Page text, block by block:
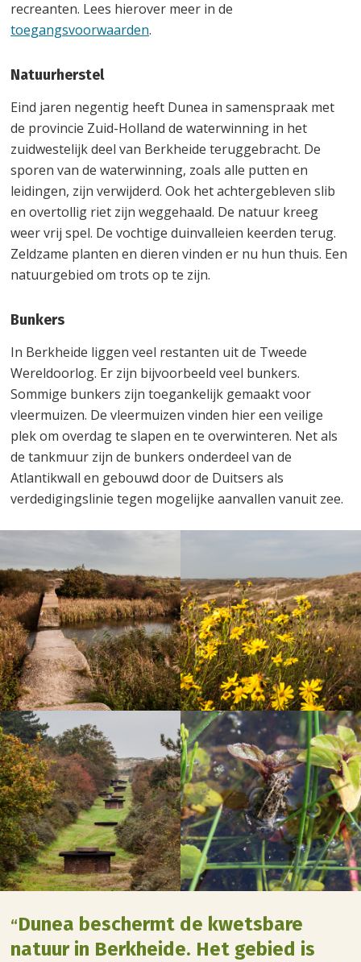
recreanten. Lees hierover meer in de
toegangsvoorwaarden.
Natuurherstel
Eind jaren negentig heeft Dunea in samenspraak met
de provincie Zuid-Holland de waterwinning in het
zuidwestelijk deel van Berkheide teruggebracht. De
sporen van de waterwinning, zoals alle putten en
leidingen, zijn verwijderd. Ook het achtergebleven slib
en overtollig riet zijn weggehaald. De natuur kreeg
weer vrij spel. De vochtige duinvalleien keerden terug.
Zeldzame planten en dieren vinden er nu hun thuis. Een
natuurgebied om trots op te zijn.
Bunkers
In Berkheide liggen veel restanten uit de Tweede
Wereldoorlog. Er zijn bijvoorbeeld veel bunkers.
Sommige bunkers zijn toegankelijk gemaakt voor
vleermuizen. De vleermuizen vinden hier een veilige
plek om overdag te slapen en te overwinteren. Net als
de tankmuur zijn de bunkers onderdeel van de
Atlantikwall en gebouwd door de Duitsers als
verdedigingslinie tegen mogelijke aanvallen vanuit zee.
“Dunea beschermt de kwetsbare
natuur in Berkheide. Het gebied is